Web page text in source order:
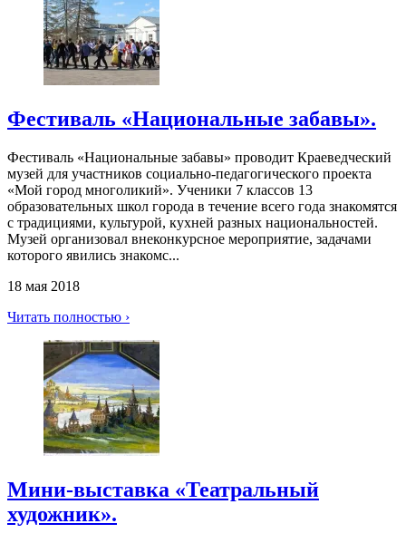
Фестиваль «Национальные забавы».
Фестиваль «Национальные забавы» проводит Краеведческий
музей для участников социально-педагогического проекта
«Мой город многоликий». Ученики 7 классов 13
образовательных школ города в течение всего года знакомятся
с традициями, культурой, кухней разных национальностей.
Музей организовал внеконкурсное мероприятие, задачами
которого явились знакомс...
18 мая 2018
Читать полностью ›
Мини-выставка «Театральный
художник».